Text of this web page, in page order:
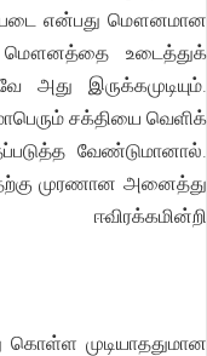
படை என்பது மௌனமான
மௌனத்தை உடைத்துக்
அது இருக்கமுடியும்.
சக்தியை வெளிக்
வேண்டுமானால்.
முரணான அனைத்து
ஈவிரக்கமின்றி
கொள்ள முடியாததுமான